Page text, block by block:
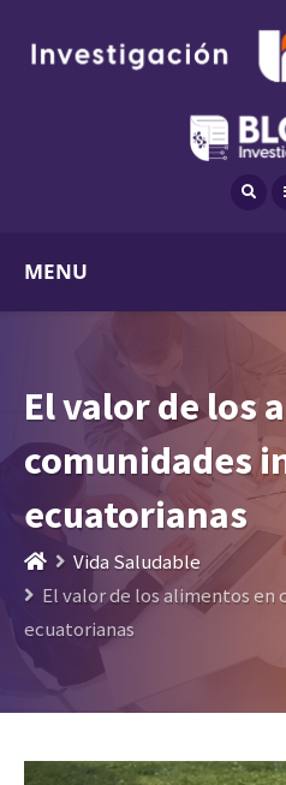
MENU
El valor de los
comunidades
ecuatorianas
Vida Saludable
El valor de los alimentos en
ecuatorianas